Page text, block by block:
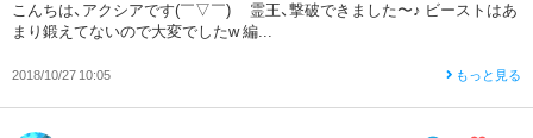
こんちは、アクシアです(￣▽￣)ゞ 霊王、撃破できました〜♪ ビーストはあ
まり鍛えてないので大変でしたw 編...
2018/10/27 10:05 もっと見る